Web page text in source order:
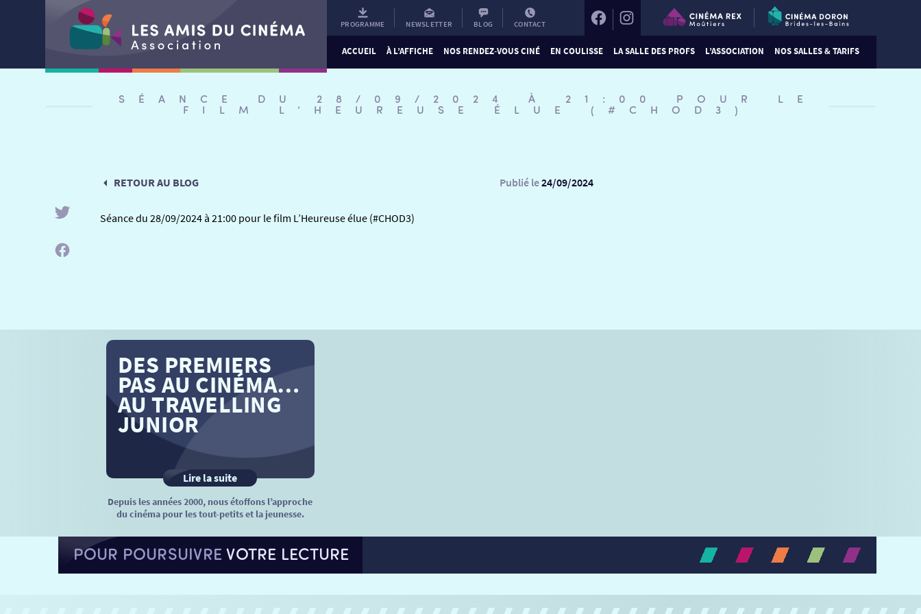
PROGRAMME NEWSLETTER BLOG CONTACT
ACCUEIL À L’AFFICHE NOS RENDEZ-VOUS CINÉ EN COULISSE LA SALLE DES PROFS L’ASSOCIATION NOS SALLES & TARIFS
SÉANCE DU 28/09/2024 À 21:00 POUR LE
FILM L’HEUREUSE ÉLUE (#CHOD3)
RETOUR AU BLOG Publié le24/09/2024
Séance du 28/09/2024 à 21:00 pour le film L’Heureuse élue (#CHOD3)
DES PREMIERS
PAS AU CINÉMA…
AU TRAVELLING
JUNIOR
Lire la suite
Depuis les années 2000, nous étoffons l’approche
du cinéma pour les tout-petits et la jeunesse.
POUR POURSUIVREVOTRE LECTURE